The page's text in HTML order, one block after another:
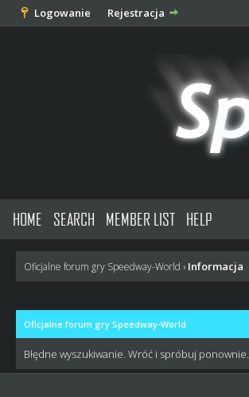
Logowanie Rejestracja
HOME SEARCH MEMBER LIST HELP
Oficjalne forum gry Speedway-World › Informacja
Oficjalne forum gry Speedway-World
Błędne wyszukiwanie. Wróć i spróbuj ponownie.